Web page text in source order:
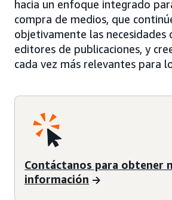
hacia un enfoque integrado
compra de medios, que
objetivamente las necesidades
editores de publicaciones, y
cada vez más relevantes para
Contáctanos para obtener
información